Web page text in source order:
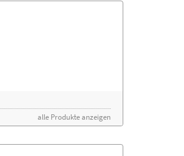
alle Produkte anzeigen